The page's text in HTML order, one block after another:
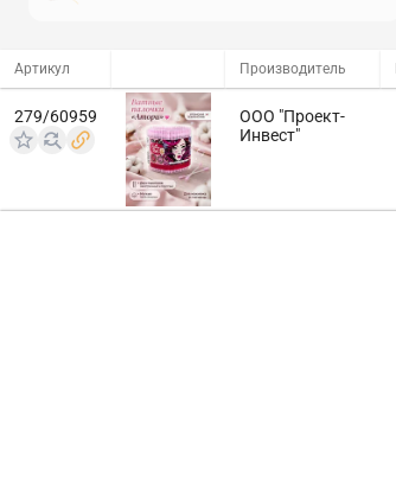
Артикул Производитель
279/60959
ООО "Проект-
Инвест"